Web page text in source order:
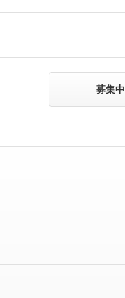
募集